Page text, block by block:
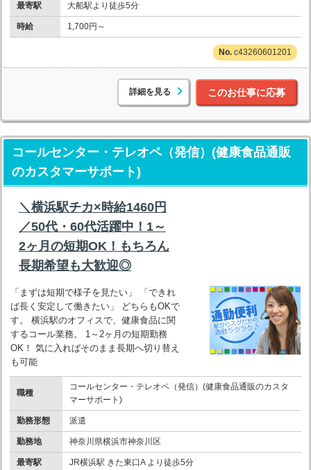
最寄駅 大船駅より徒歩5分
時給 1,700円～
c43260601201
詳細を見る このお仕事に応募
コールセンター・テレオペ（発信）(健康食品通販
のカスタマーサポート)
＼横浜駅チカ×時給1460円
／50代・60代活躍中！1～
2ヶ月の短期OK！もちろん
長期希望も大歓迎◎
「まずは短期で様子を見たい」 「できれ
ば長く安定して働きたい」 どちらもOKで
す。 横浜駅のオフィスで、健康食品に関
するコール業務。 1～2ヶ月の短期勤務
OK！ 気に入ればそのまま長期へ切り替え
も可能
職種
コールセンター・テレオペ（発信）(健康食品通販のカスタ
マーサポート)
勤務形態 派遣
勤務地 神奈川県横浜市神奈川区
最寄駅 JR横浜駅 きた東口A より徒歩5分